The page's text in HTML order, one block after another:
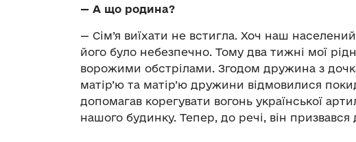
— А що родина?
— Сім’я виїхати не встигла. Хоч наш
його було небезпечно. Тому два тижні мої
ворожими обстрілами. Згодом дружина з
матір’ю та матір’ю дружини відмовилися
допомагав корегувати вогонь української
нашого будинку. Тепер, до речі, він призвався